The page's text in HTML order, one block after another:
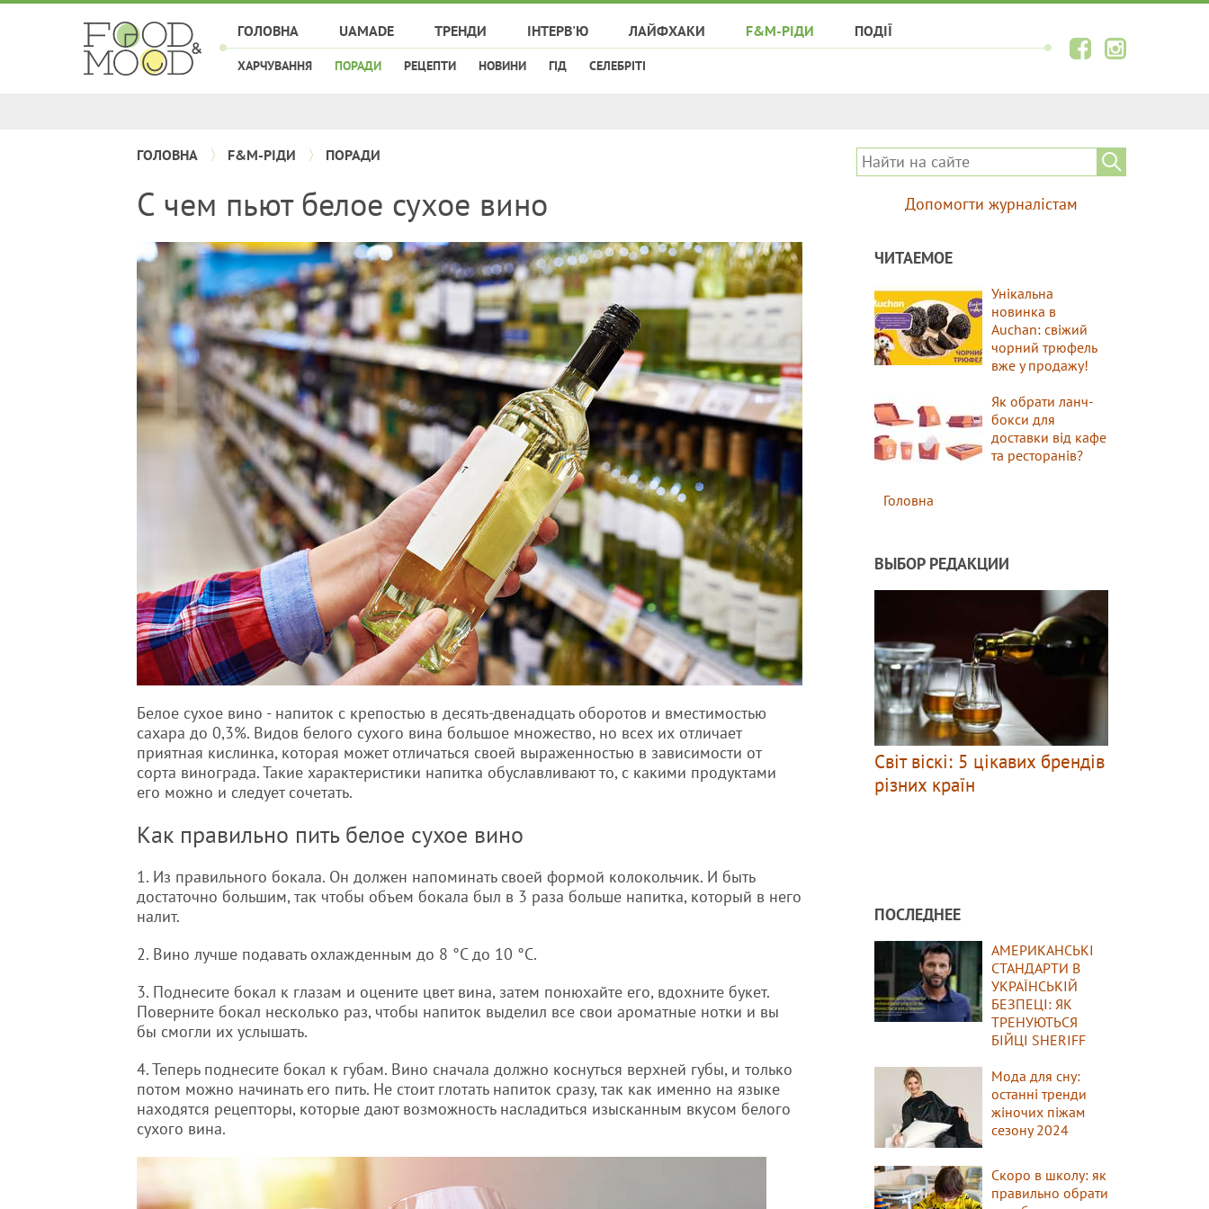
ГОЛОВНА UAMADE ТРЕНДИ ІНТЕРВ'Ю ЛАЙФХАКИ F&M-РІДИ
ХАРЧУВАННЯ ПОРАДИ РЕЦЕПТИ НОВИНИ ГІД СЕЛЕБРІТІ
ПОДІЇ
ГОЛОВНА F&M-РІДИ ПОРАДИ
С чем пьют белое сухое вино
Белое сухое вино - напиток с крепостью в десять-двенадцать оборотов и вместимостью
сахара до 0,3%. Видов белого сухого вина большое множество, но всех их отличает
приятная кислинка, которая может отличаться своей выраженностью в зависимости от
сорта винограда. Такие характеристики напитка обуславливают то, с какими продуктами
его можно и следует сочетать.
Как правильно пить белое сухое вино
1. Из правильного бокала. Он должен напоминать своей формой колокольчик. И быть
достаточно большим, так чтобы объем бокала был в 3 раза больше напитка, который в него
налит.
2. Вино лучше подавать охлажденным до 8 °С до 10 °С.
3. Поднесите бокал к глазам и оцените цвет вина, затем понюхайте его, вдохните букет.
Поверните бокал несколько раз, чтобы напиток выделил все свои ароматные нотки и вы
бы смогли их услышать.
4. Теперь поднесите бокал к губам. Вино сначала должно коснуться верхней губы, и только
потом можно начинать его пить. Не стоит глотать напиток сразу, так как именно на языке
находятся рецепторы, которые дают возможность насладиться изысканным вкусом белого
сухого вина.
Допомогти журналістам
ЧИТАЕМОЕ
Унікальна
новинка в
Auchan: свіжий
чорний трюфель
вже у продажу!
Як обрати ланч-
бокси для
доставки від кафе
та ресторанів?
Головна
ВЫБОР РЕДАКЦИИ
Світ віскі: 5 цікавих брендів
різних країн
ПОСЛЕДНЕЕ
АМЕРИКАНСЬКІ
СТАНДАРТИ В
УКРАЇНСЬКІЙ
БЕЗПЕЦІ: ЯК
ТРЕНУЮТЬСЯ
БІЙЦІ SHERIFF
Мода для сну:
останні тренди
жіночих піжам
сезону 2024
Скоро в школу: як
правильно обрати